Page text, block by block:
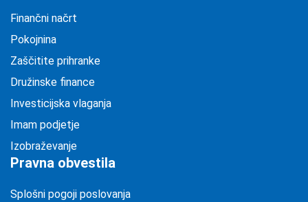
Finančni načrt
Pokojnina
Zaščitite prihranke
Družinske finance
Investicijska vlaganja
Imam podjetje
Izobraževanje
Pravna obvestila
Splošni pogoji poslovanja